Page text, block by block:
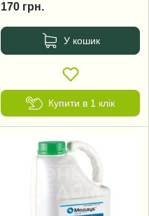
170 грн.
У кошик
Купити в 1 клік